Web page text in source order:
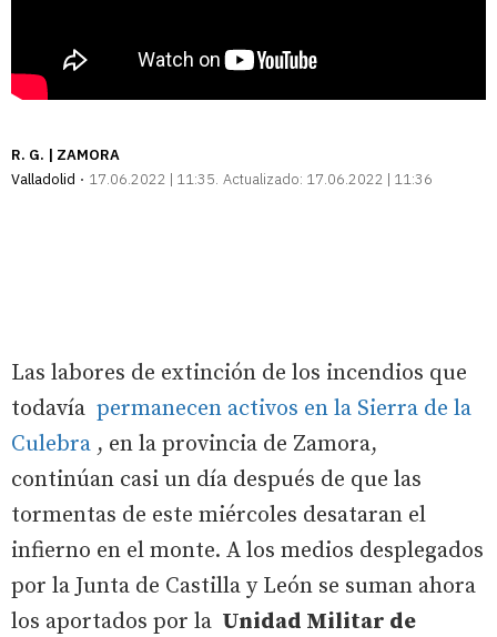
R. G. | ZAMORA
Valladolid
17.06.2022 | 11:35 Actualizado: 17.06.2022 | 11:36
Las labores de extinción de los incendios que
todavía permanecen activos en la Sierra de la
Culebra , en la provincia de Zamora,
continúan casi un día después de que las
tormentas de este miércoles desataran el
infierno en el monte. A los medios desplegados
por la Junta de Castilla y León se suman ahora
los aportados por la Unidad Militar de